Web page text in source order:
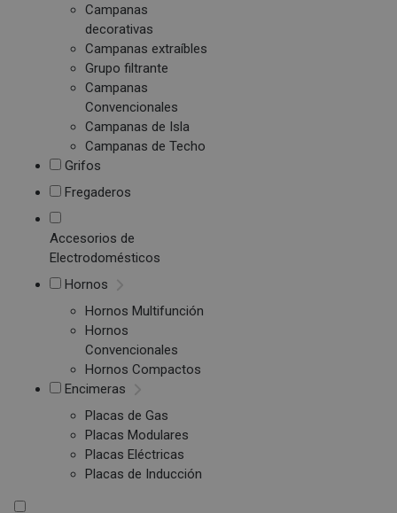
Campanas
decorativas
Campanas extraíbles
Grupo filtrante
Campanas
Convencionales
Campanas de Isla
Campanas de Techo
Grifos
Fregaderos
Accesorios de
Electrodomésticos
Hornos
Hornos Multifunción
Hornos
Convencionales
Hornos Compactos
Encimeras
Placas de Gas
Placas Modulares
Placas Eléctricas
Placas de Inducción